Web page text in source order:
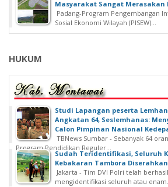
Masyarakat Sangat
Padang-Program Pengembangan
Sosial Ekonomi Wilayah (PISEW)...
HUKUM
Studi Lapangan peserta
Angkatan 64, Seslemhanas:
Calon Pimpinan Nasional
TBNews Sumbar - Sebanyak 64
Program Pendidikan Reguler...
Sudah Teridentifikasi, Seluruh
Kebakaran Tambora
Jakarta - Tim DVI Polri telah berhasil
mengidentifikasi seluruh atau